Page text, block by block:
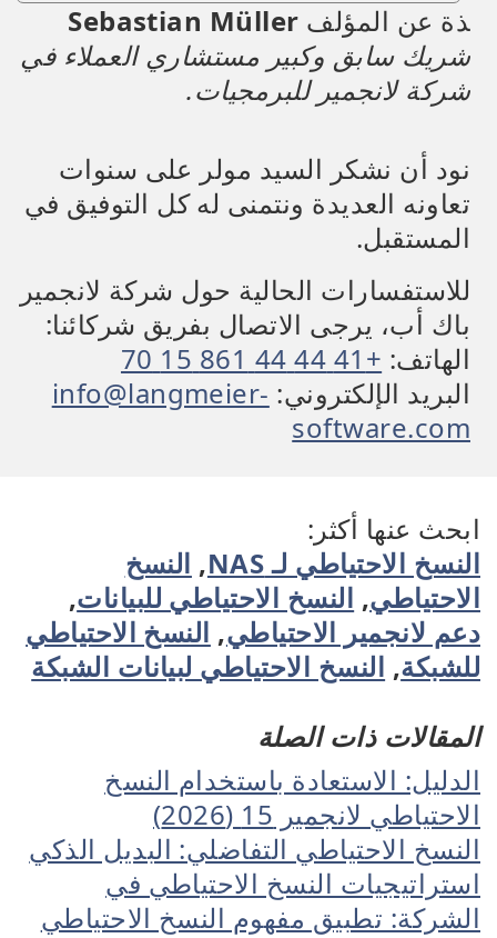
ذة عن المؤلف Sebastian Müller
شريك سابق وكبير مستشاري العملاء في
شركة لانجمير للبرمجيات.
نود أن نشكر السيد مولر على سنوات
تعاونه العديدة ونتمنى له كل التوفيق في
المستقبل.
للاستفسارات الحالية حول شركة لانجمير
باك أب، يرجى الاتصال بفريق شركائنا:
الهاتف: +41 44 44 861 15 70
البريد الإلكتروني: info@langmeier-
software.com
ابحث عنها أكثر:
النسخ الاحتياطي لـ NAS
, النسخ
الاحتياطي, النسخ الاحتياطي للبيانات,
دعم لانجمير الاحتياطي, النسخ الاحتياطي
للشبكة, النسخ الاحتياطي لبيانات الشبكة
المقالات ذات الصلة
الدليل: الاستعادة باستخدام النسخ
الاحتياطي لانجمير 15 (2026)
النسخ الاحتياطي التفاضلي: البديل الذكي
استراتيجيات النسخ الاحتياطي في
الشركة: تطبيق مفهوم النسخ الاحتياطي